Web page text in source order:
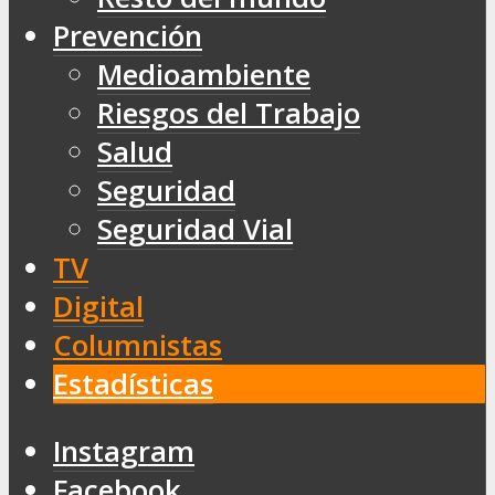
Prevención
Medioambiente
Riesgos del Trabajo
Salud
Seguridad
Seguridad Vial
TV
Digital
Columnistas
Estadísticas
Instagram